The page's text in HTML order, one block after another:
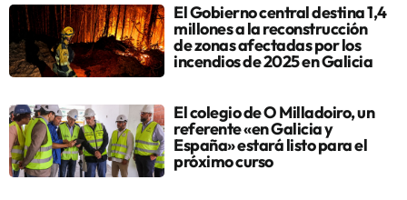
El Gobierno central destina 1,4
millones a la reconstrucción
de zonas afectadas por los
incendios de 2025 en Galicia
El colegio de O Milladoiro, un
referente «en Galicia y
España» estará listo para el
próximo curso